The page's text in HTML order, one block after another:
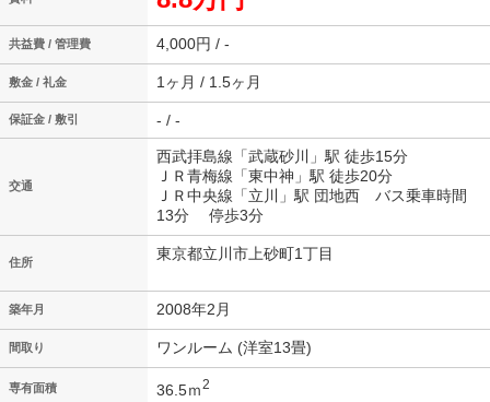
共益費 / 管理費 4,000円 / -
敷金 / 礼金 1ヶ月 / 1.5ヶ月
保証金 / 敷引 - / -
交通
西武拝島線「武蔵砂川」駅 徒歩15分
ＪＲ青梅線「東中神」駅 徒歩20分
ＪＲ中央線「立川」駅 団地西 バス乗車時間
13分 停歩3分
住所 東京都立川市上砂町1丁目
築年月 2008年2月
間取り ワンルーム (洋室13畳)
専有面積 36.5ｍ2